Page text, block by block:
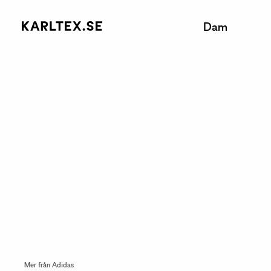
Dam
Mer från Adidas